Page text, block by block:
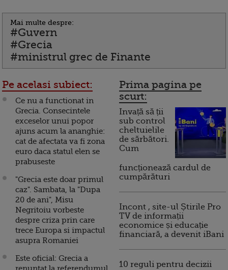
Mai multe despre:
#Guvern
#Grecia
#ministrul grec de Finante
Pe acelasi subiect:
Ce nu a functionat in
Grecia. Consecintele
exceselor unui popor
ajuns acum la ananghie:
cat de afectata va fi zona
euro daca statul elen se
prabuseste
"Grecia este doar primul
caz". Sambata, la "Dupa
20 de ani", Misu
Negritoiu vorbeste
despre criza prin care
trece Europa si impactul
asupra Romaniei
Este oficial: Grecia a
Prima pagina pe
scurt:
Invață să ții
sub control
cheltuielile
de sărbători.
Cum
funcționează cardul de
cumpărături
Incont , site-ul Știrile Pro
TV de informații
economice și educație
financiară, a devenit iBani
10 reguli pentru decizii